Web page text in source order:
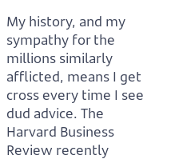
My history, and my
sympathy for the
millions similarly
afflicted, means I get
cross every time I see
dud advice. The
Harvard Business
Review recently